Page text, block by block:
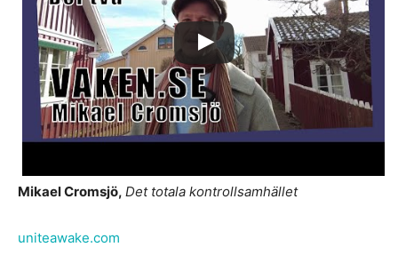
Mikael Cromsjö, Det totala kontrollsamhället
uniteawake.com